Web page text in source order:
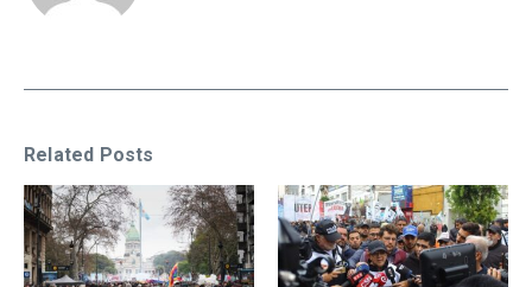
Related Posts